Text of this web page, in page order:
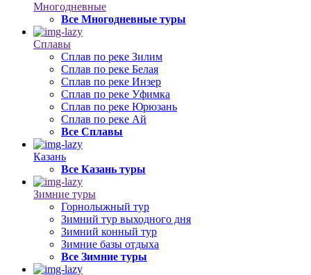
Многодневные
Все Многодневные туры
Сплавы
Сплав по реке Зилим
Сплав по реке Белая
Сплав по реке Инзер
Сплав по реке Уфимка
Сплав по реке Юрюзань
Сплав по реке Ай
Все Сплавы
Казань
Все Казань туры
Зимние туры
Горнолыжный тур
Зимний тур выходного дня
Зимний конный тур
Зимние базы отдыха
Все Зимние туры